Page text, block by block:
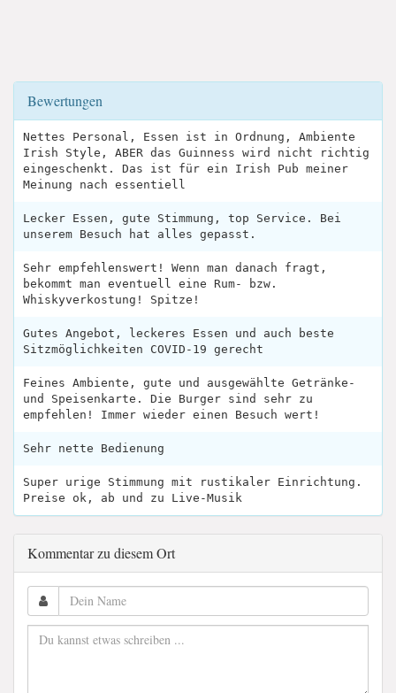
Bewertungen
Nettes Personal, Essen ist in Ordnung, Ambiente
Irish Style, ABER das Guinness wird nicht richtig
eingeschenkt. Das ist für ein Irish Pub meiner
Meinung nach essentiell
Lecker Essen, gute Stimmung, top Service. Bei
unserem Besuch hat alles gepasst.
Sehr empfehlenswert! Wenn man danach fragt,
bekommt man eventuell eine Rum- bzw.
Whiskyverkostung! Spitze!
Gutes Angebot, leckeres Essen und auch beste
Sitzmöglichkeiten COVID-19 gerecht
Feines Ambiente, gute und ausgewählte Getränke-
und Speisenkarte. Die Burger sind sehr zu
empfehlen! Immer wieder einen Besuch wert!
Sehr nette Bedienung
Super urige Stimmung mit rustikaler Einrichtung.
Preise ok, ab und zu Live-Musik
Kommentar zu diesem Ort